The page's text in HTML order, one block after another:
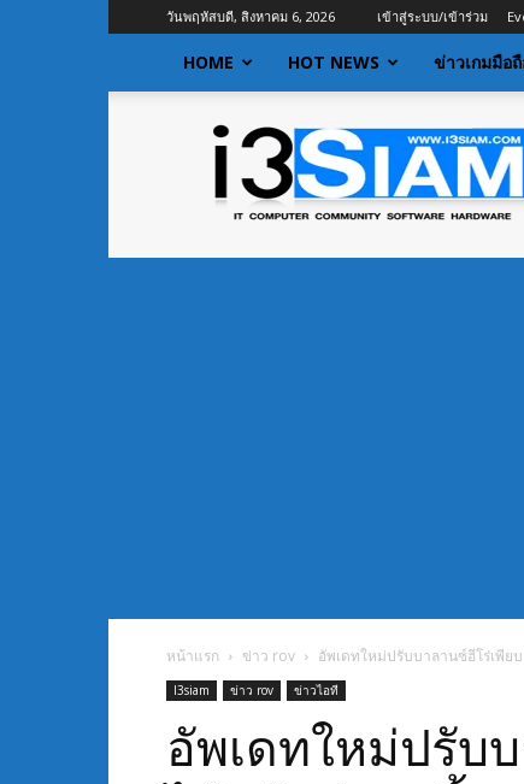
วันพฤหัสบดี, สิงหาคม 6, 2026 เข้าสู่ระบบ/เข้าร่วม
HOME HOT NEWS ข่าวเกมมือ
I3siam
ข่าว
ไอที
ข้อมูล
หน้าแรก ข่าว rov อัพเดทใหม่ปรับบาลานซ์ฮีโร่เพีย
I3siam ข่าว rov ข่าวไอที
อัพเดทใหม่ปรับ